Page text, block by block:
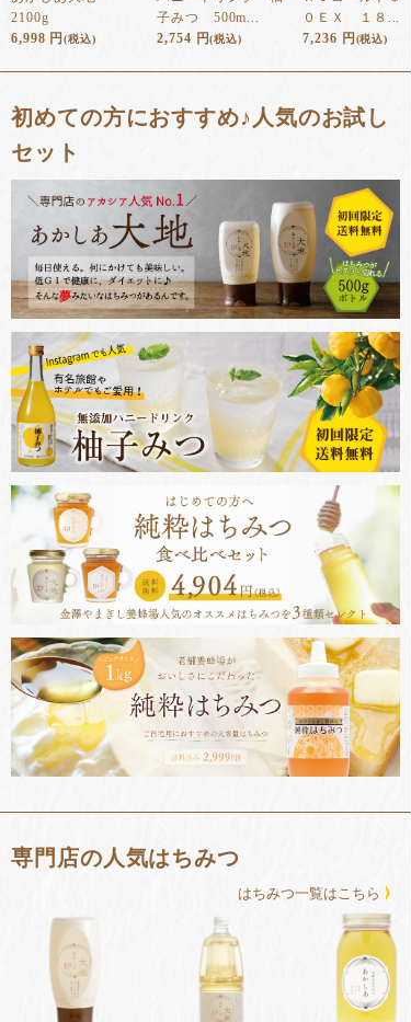
2100g
6,998 円(税込)
子みつ 500m...
2,754 円(税込)
０ＥＸ １８...
7,236 円 (税込)
初めての方におすすめ♪人気のお試し
セット
専門店の人気はちみつ
はちみつ⼀覧はこちら